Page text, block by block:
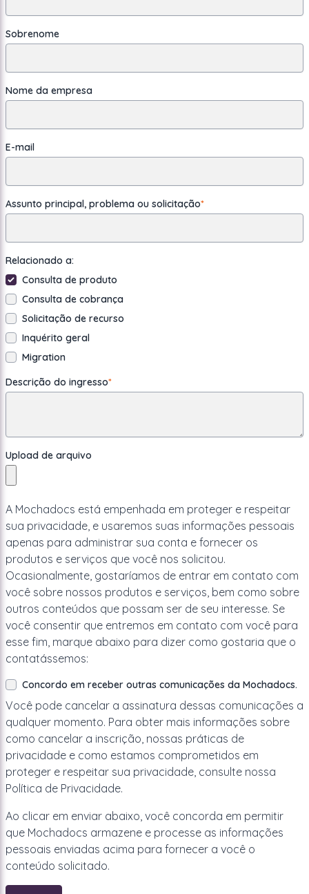
Sobrenome
Nome da empresa
E-mail
Assunto principal, problema ou solicitação*
Relacionado a:
Consulta de produto
Consulta de cobrança
Solicitação de recurso
Inquérito geral
Migration
Descrição do ingresso*
Upload de arquivo
A Mochadocs está empenhada em proteger e respeitar
sua privacidade, e usaremos suas informações pessoais
apenas para administrar sua conta e fornecer os
produtos e serviços que você nos solicitou.
Ocasionalmente, gostaríamos de entrar em contato com
você sobre nossos produtos e serviços, bem como sobre
outros conteúdos que possam ser de seu interesse. Se
você consentir que entremos em contato com você para
esse fim, marque abaixo para dizer como gostaria que o
contatássemos:
Concordo em receber outras comunicações da Mochadocs.
Você pode cancelar a assinatura dessas comunicações a
qualquer momento. Para obter mais informações sobre
como cancelar a inscrição, nossas práticas de
privacidade e como estamos comprometidos em
proteger e respeitar sua privacidade, consulte nossa
Política de Privacidade.
Ao clicar em enviar abaixo, você concorda em permitir
que Mochadocs armazene e processe as informações
pessoais enviadas acima para fornecer a você o
conteúdo solicitado.